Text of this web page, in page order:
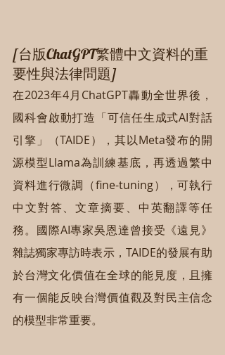
[台版ChatGPT繁體中文資料的重
要性與法律問題]
在2023年4月ChatGPT轟動全世界後，
國科會啟動打造「可信任生成式AI對話
引擎」（TAIDE），其以Meta發布的開
源模型Llama為訓練基底，再透過繁中
資料進行微調（fine-tuning），可執行
中文對答、文章摘要、中英翻譯等任
務。國際AI專家吳恩達曾接受《遠見》
雜誌獨家專訪時表示，TAIDE的發展有助
於台灣文化價值在全球的能見度，且擁
有一個能反映台灣價值觀及對民主信念
的模型非常重要。